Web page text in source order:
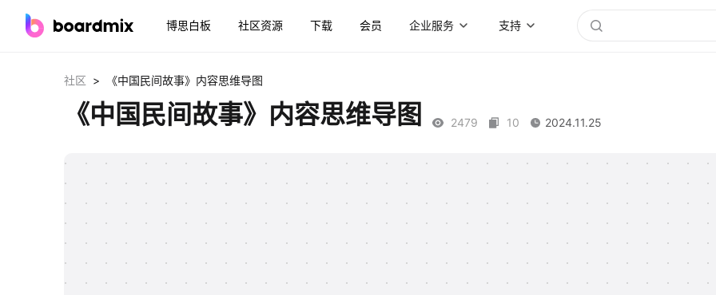
博思白板 社区资源 下载 会员 企业服务 支持
社区 > 《中国民间故事》内容思维导图
《中国民间故事》内容思维导图 2479 10 2024.11.25